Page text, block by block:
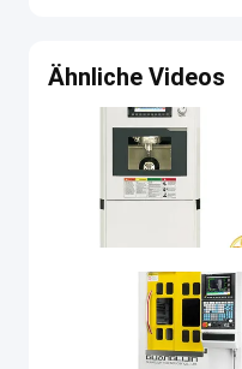
Ähnliche Videos